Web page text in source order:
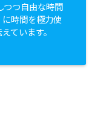
つつ自由な時間
時間を極力使
ています。